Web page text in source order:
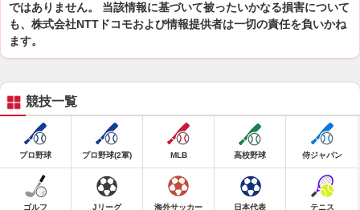
ではありません。 当該情報に基づいて被ったいかなる損害について
も、株式会社NTTドコモおよび情報提供者は一切の責任を負いかね
ます。
競技一覧
プロ野球 プロ野球(2軍) MLB 高校野球 侍ジャパン
ゴルフ Jリーグ 海外サッカー 日本代表 テニス